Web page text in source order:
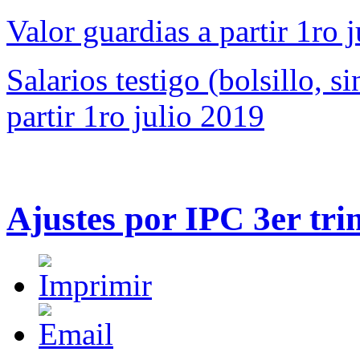
Valor guardias a partir 1ro
Salarios testigo (bolsillo,
partir 1ro julio 2019
Ajustes por IPC 3er